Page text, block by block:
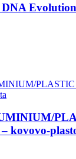
kovovo-